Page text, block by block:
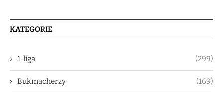
KATEGORIE
1. liga (299)
Bukmacherzy (169)